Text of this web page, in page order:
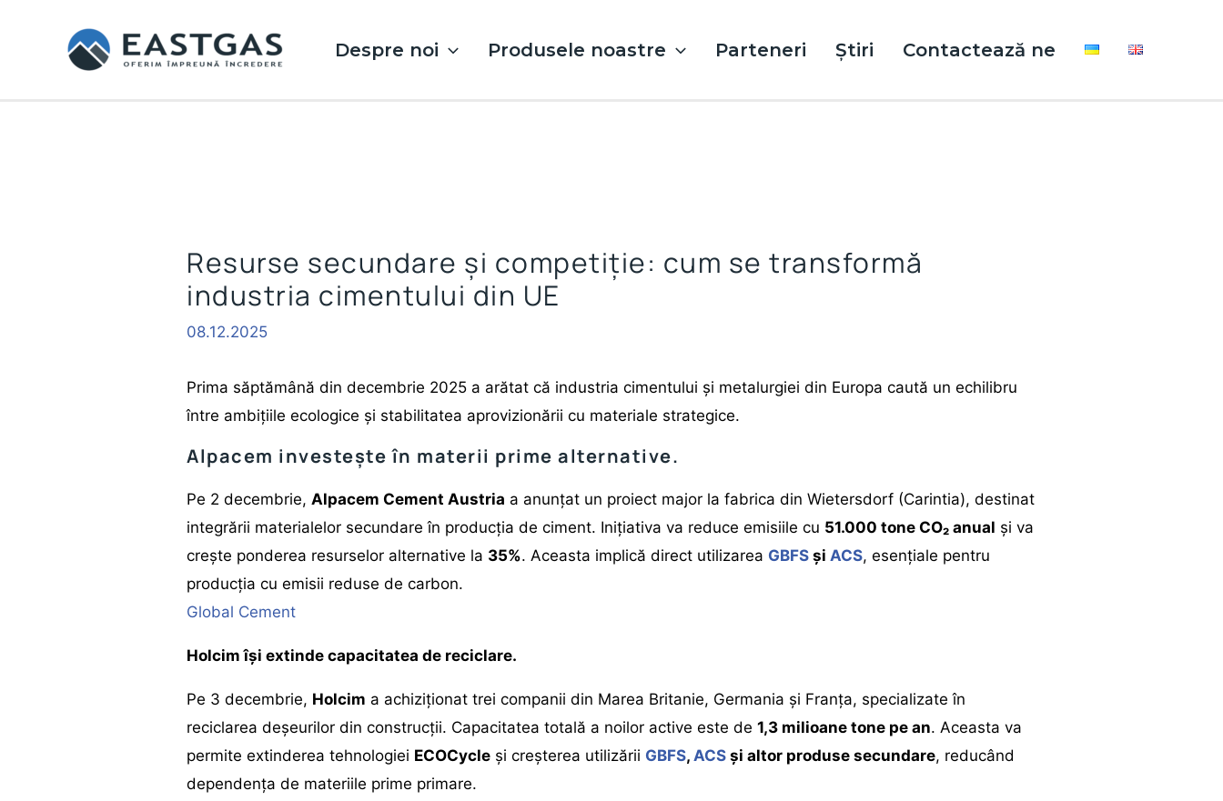
Despre noi Produsele noastre Parteneri Știri Contactează ne
Resurse secundare și competiție: cum se transformă
industria cimentului din UE
08.12.2025
Prima săptămână din decembrie 2025 a arătat că industria cimentului și metalurgiei din Europa caută un echilibru
între ambițiile ecologice și stabilitatea aprovizionării cu materiale strategice.
Alpacem investește în materii prime alternative.
Pe 2 decembrie,Alpacem Cement Austria a anunțat un proiect major la fabrica din Wietersdorf (Carintia), destinat
integrării materialelor secundare în producția de ciment. Inițiativa va reduce emisiile cu 51.000 tone CO₂ anual și va
crește ponderea resurselor alternative la 35%. Aceasta implică direct utilizarea GBFS și ACS, esențiale pentru
producția cu emisii reduse de carbon.
Global Cement
Holcim își extinde capacitatea de reciclare.
Pe 3 decembrie, Holcim a achiziționat trei companii din Marea Britanie, Germania și Franța, specializate în
reciclarea deșeurilor din construcții. Capacitatea totală a noilor active este de1,3 milioane tone pe an. Aceasta va
permite extinderea tehnologiei ECOCycle și creșterea utilizării GBFS, ACS și altor produse secundare, reducând
dependența de materiile prime primare.